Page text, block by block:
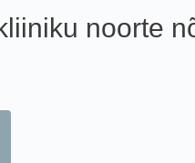
noorte